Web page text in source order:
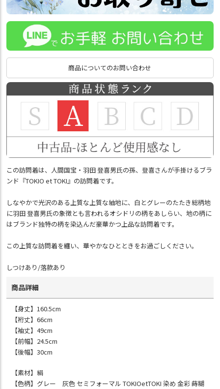
商品についてのお問い合わせ
この訪問着は、人間国宝・羽田 登喜男氏の孫、登喜さんが手掛けるブラ
ンド『TOKIO et TOKI』の訪問着です。
しなやかで光沢のある上質な上質な紬地に、白とグレーのたたき総柄地
に羽田 登喜男氏の象徴とも言われるオシドリの柄をあしらい、地の柄に
はブランド独特の柄を染込んだ豪華かつ上品な訪問着です。
この上質な訪問着を纏い、華やかなひとときをお過ごしください。
しつけあり/落款あり
商品詳細
【身丈】160.5cm
【裄丈】66cm
【袖丈】49cm
【前幅】24.5cm
【後幅】30cm
【素材】絹
【色柄】グレー 灰色 セミフォーマル TOKIOetTOKI 染め 金彩 蒔糊